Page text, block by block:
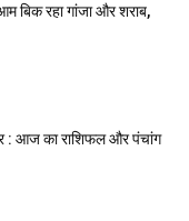
बिक रहा गांजा और शराब,
: आज का राशिफल और पंचांग